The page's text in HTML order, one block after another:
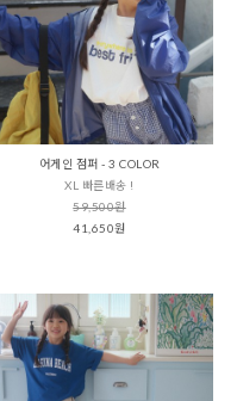
어게인 점퍼 - 3 COLOR
XL 빠른배송 !
59,500원
41,650원